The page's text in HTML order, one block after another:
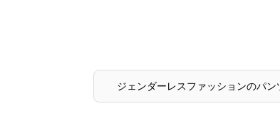
ジェンダーレスファッションのパン